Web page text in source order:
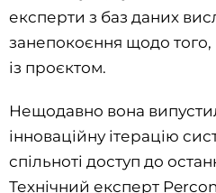
експерти з баз даних
занепокоєння щодо того,
із проєктом.
Нещодавно вона
інноваційну ітерацію
спільноті доступ до
Технічний експерт